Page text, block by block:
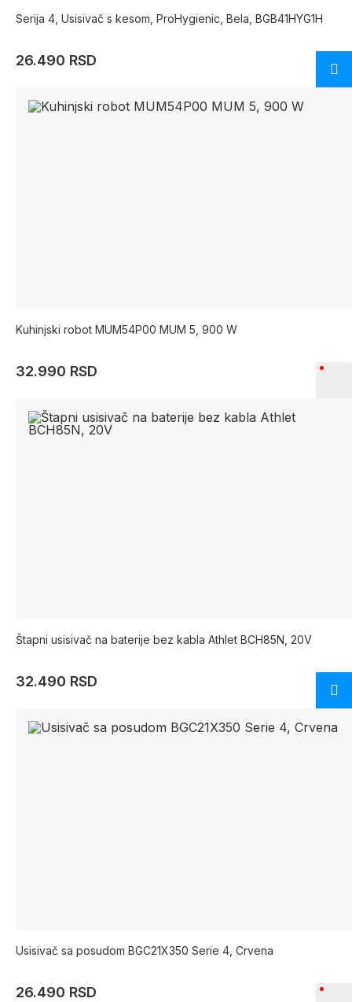
Serija 4, Usisivač s kesom, ProHygienic, Bela, BGB41HYG1H
26.490 RSD
Kuhinjski robot MUM54P00 MUM 5, 900 W
32.990 RSD
Štapni usisivač na baterije bez kabla Athlet BCH85N, 20V
32.490 RSD
Usisivač sa posudom BGC21X350 Serie 4, Crvena
26.490 RSD